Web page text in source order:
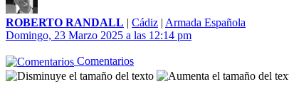
ROBERTO RANDALL | Cádiz | Armada Española
Domingo, 23 Marzo 2025 a las 12:14 pm
Comentarios